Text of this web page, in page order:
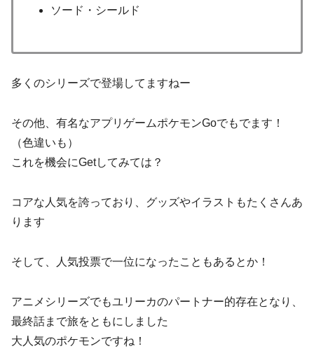
ソード・シールド
多くのシリーズで登場してますねー
その他、有名なアプリゲームポケモンGoでもでます！
（色違いも）
これを機会にGetしてみては？
コアな人気を誇っており、グッズやイラストもたくさんあ
ります
そして、人気投票で一位になったこともあるとか！
アニメシリーズでもユリーカのパートナー的存在となり、
最終話まで旅をともにしました
大人気のポケモンですね！